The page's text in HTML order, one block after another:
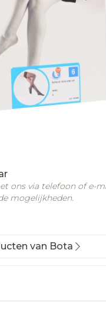
ons via telefoon of e-
mogelijkheden.
van Bota